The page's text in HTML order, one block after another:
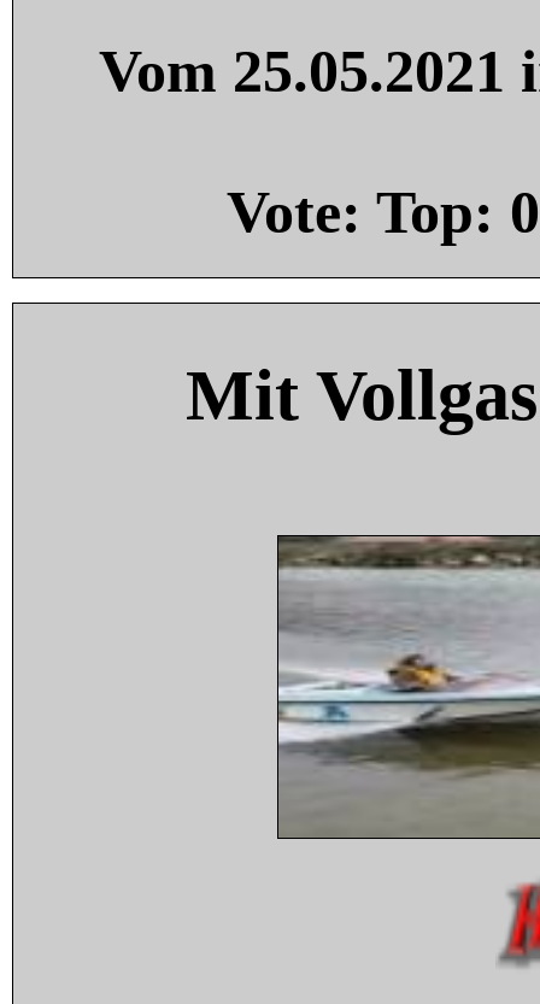
Vom
Vote: Top: 0
Mit